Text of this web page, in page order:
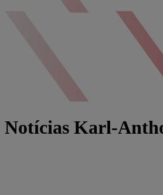
Notícias Karl-